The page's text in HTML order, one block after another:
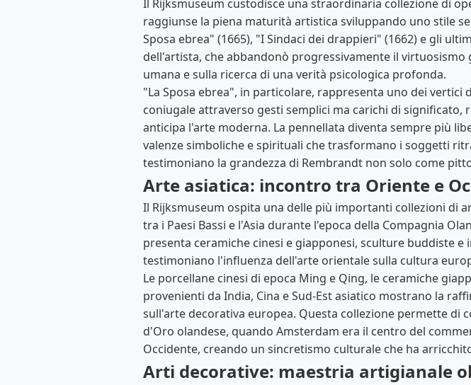
Il Rijksmuseum custodisce una straordinaria collezione di
raggiunse la piena maturità artistica sviluppando uno stile
Sposa ebrea" (1665), "I Sindaci dei drappieri" (1662) e gli
dell'artista, che abbandonò progressivamente il
umana e sulla ricerca di una verità psicologica profonda.
"La Sposa ebrea", in particolare, rappresenta uno dei
coniugale attraverso gesti semplici ma carichi di
anticipa l'arte moderna. La pennellata diventa sempre più
valenze simboliche e spirituali che trasformano i soggetti
testimoniano la grandezza di Rembrandt non solo come
Arte asiatica: incontro tra Oriente e
Il Rijksmuseum ospita una delle più importanti collezioni di
tra i Paesi Bassi e l'Asia durante l'epoca della Compagnia
presenta ceramiche cinesi e giapponesi, sculture buddiste
testimoniano l'influenza dell'arte orientale sulla cultura
Le porcellane cinesi di epoca Ming e Qing, le ceramiche
provenienti da India, Cina e Sud-Est asiatico mostrano la
sull'arte decorativa europea. Questa collezione permette di
d'Oro olandese, quando Amsterdam era il centro del
Occidente, creando un sincretismo culturale che ha
Arti decorative: maestria artigianale